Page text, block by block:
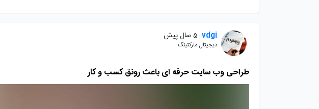
vdgi 5 سال پیش
دیجیتال مارکتینگ
طراحی وب سایت حرفه ای باعث رونق کسب و کار